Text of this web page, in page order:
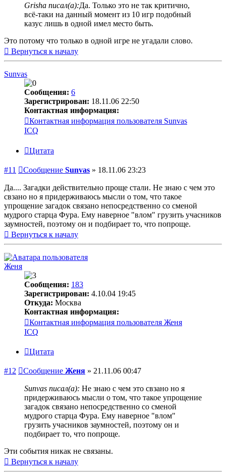
Grisha писал(а):Да. Только это не так критично,
всё-таки на данный момент из 10 игр подобный
казус лишь в одной имел место быть.
Это потому что только в одной игре не угадали слово.
Вернуться к началу
Sunvas
Сообщения: 6
Зарегистрирован: 18.11.06 22:50
Контактная информация:
Контактная информация пользователя Sunvas
ICQ
Цитата
#11 Сообщение Sunvas » 18.11.06 23:23
Да.... Загадки действительно проще стали. Не знаю с чем это
свзано но я придерживаюсь мысли о том, что такое
упрощение загадок связано непосредственно со сменой
мудрого старца Фура. Ему наверное "влом" грузить учасников
заумностей, поэтому он и подбирает то, что попроще.
Вернуться к началу
Женя
Сообщения: 183
Зарегистрирован: 4.10.04 19:45
Откуда: Москва
Контактная информация:
Контактная информация пользователя Женя
ICQ
Цитата
#12 Сообщение Женя » 21.11.06 00:47
Sunvas писал(а): Не знаю с чем это свзано но я
придерживаюсь мысли о том, что такое упрощение
загадок связано непосредственно со сменой
мудрого старца Фура. Ему наверное "влом"
грузить учасников заумностей, поэтому он и
подбирает то, что попроще.
Эти события никак не связаны.
Вернуться к началу